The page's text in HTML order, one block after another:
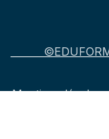
Mentions légales-